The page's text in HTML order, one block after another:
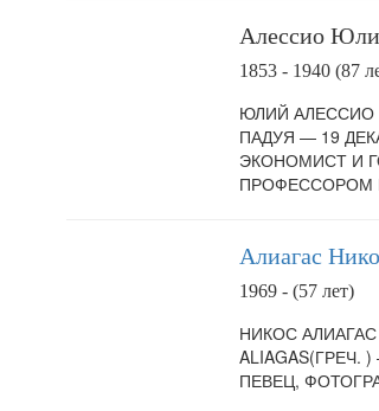
Алессио
1853 - 1940 (87
ЮЛИЙ АЛЕССИО
ПАДУЯ — 19
ЭКОНОМИСТ И
ПРОФЕССОРОМ
Алиагас
1969 - (57 лет)
НИКОС
ПЕВЕЦ,